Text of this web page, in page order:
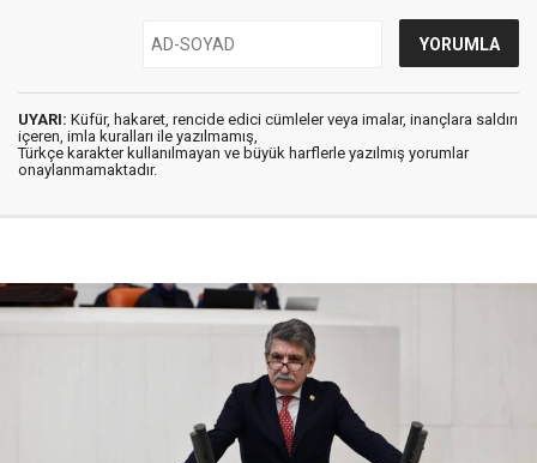
UYARI: Küfür, hakaret, rencide edici cümleler veya imalar, inançlara saldırı
içeren, imla kuralları ile yazılmamış,
Türkçe karakter kullanılmayan ve büyük harflerle yazılmış yorumlar
onaylanmamaktadır.